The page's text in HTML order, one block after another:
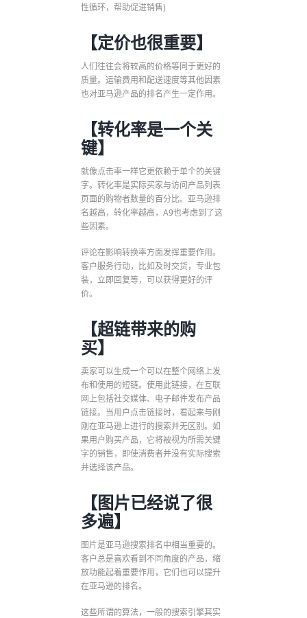
性循环，帮助促进销售)
【定价也很重要】
人们往往会将较高的价格等同于更好的
质量。运输费用和配送速度等其他因素
也对亚马逊产品的排名产生一定作用。
【转化率是一个关
键】
就像点击率一样它更依赖于单个的关键
字。转化率是实际买家与访问产品列表
页面的购物者数量的百分比。亚马逊排
名越高，转化率越高，A9也考虑到了这
些因素。
评论在影响转换率方面发挥重要作用。
客户服务行动，比如及时交货，专业包
装，立即回复等，可以获得更好的评
价。
【超链带来的购
买】
卖家可以生成一个可以在整个网络上发
布和使用的短链。使用此链接，在互联
网上包括社交媒体、电子邮件发布产品
链接。当用户点击链接时，看起来与刚
刚在亚马逊上进行的搜索并无区别。如
果用户购买产品，它将被视为所需关键
字的销售，即使消费者并没有实际搜索
并选择该产品。
【图片已经说了很
多遍】
图片是亚马逊搜索排名中相当重要的。
客户总是喜欢看到不同角度的产品，缩
放功能起着重要作用，它们也可以提升
在亚马逊的排名。
这些所谓的算法，一般的搜索引擎其实